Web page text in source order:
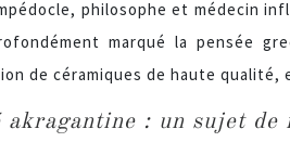
philosophe et médecin
marqué la pensée
de céramiques de haute
akragantine : un sujet de